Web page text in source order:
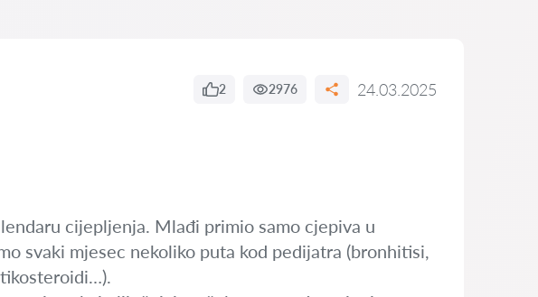
2 2976 24.03.2025
cijepljenja. Mlađi primio samo cjepiva u
svaki mjesec nekoliko puta kod pedijatra (bronhitisi,